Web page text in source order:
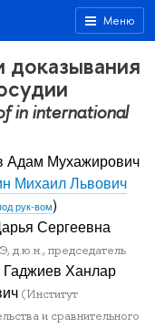
Меню
доказывания
in international
Адам Мухажирович
Михаил Львович
рук-вом)
Сергеевна
председатель
Гаджиев Ханлар
(Институт
и сравнительного